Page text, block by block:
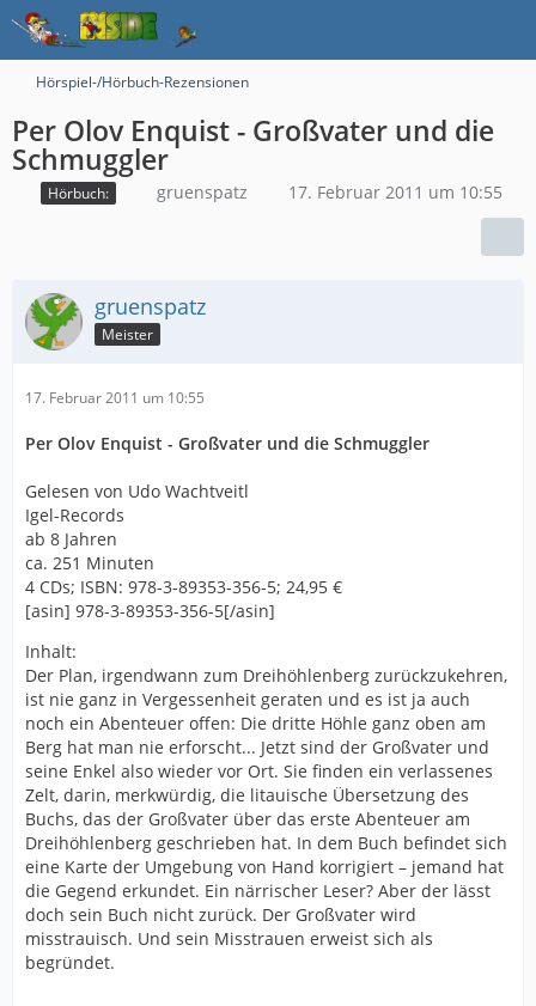
Hörspiel-/Hörbuch-Rezensionen
Per Olov Enquist - Großvater und die
Schmuggler
Hörbuch: gruenspatz 17. Februar 2011 um 10:55
gruenspatz
Meister
17. Februar 2011 um 10:55
Per Olov Enquist - Großvater und die Schmuggler
Gelesen von Udo Wachtveitl
Igel-Records
ab 8 Jahren
ca. 251 Minuten
4 CDs; ISBN: 978-3-89353-356-5; 24,95 €
[asin] 978-3-89353-356-5[/asin]
Inhalt:
Der Plan, irgendwann zum Dreihöhlenberg zurückzukehren,
ist nie ganz in Vergessenheit geraten und es ist ja auch
noch ein Abenteuer offen: Die dritte Höhle ganz oben am
Berg hat man nie erforscht... Jetzt sind der Großvater und
seine Enkel also wieder vor Ort. Sie finden ein verlassenes
Zelt, darin, merkwürdig, die litauische Übersetzung des
Buchs, das der Großvater über das erste Abenteuer am
Dreihöhlenberg geschrieben hat. In dem Buch befindet sich
eine Karte der Umgebung von Hand korrigiert – jemand hat
die Gegend erkundet. Ein närrischer Leser? Aber der lässt
doch sein Buch nicht zurück. Der Großvater wird
misstrauisch. Und sein Misstrauen erweist sich als
begründet.